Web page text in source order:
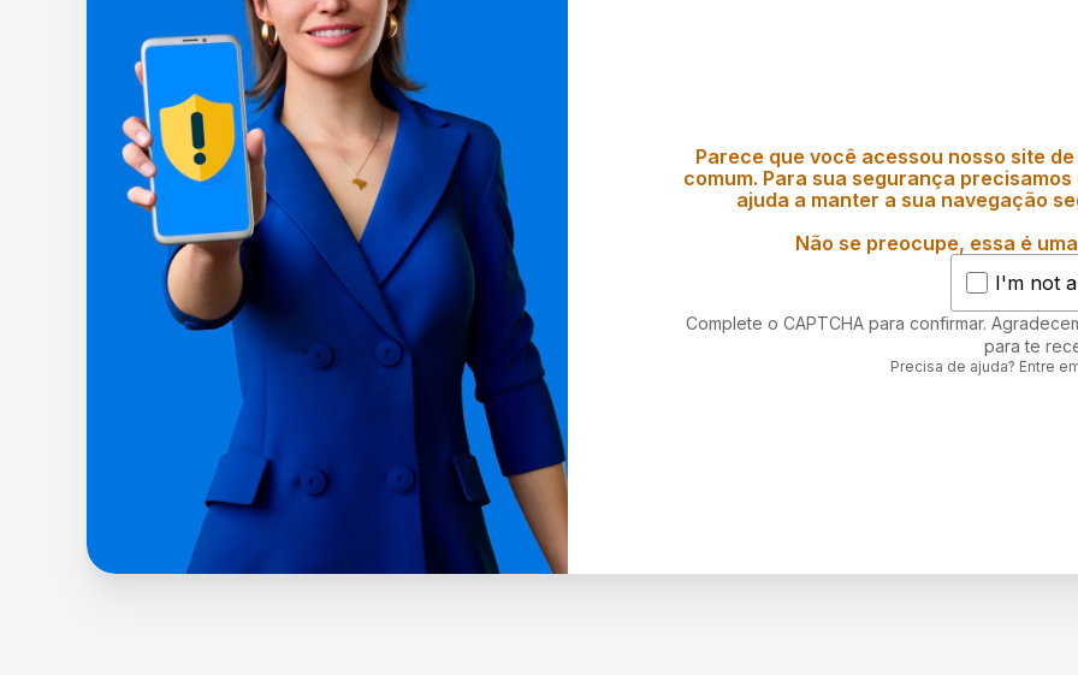
Parece que você acessou nosso site
comum. Para sua segurança
ajuda a manter a sua navegação
Não se preocupe, essa é
I'm not
Complete o CAPTCHA para confirmar.
para te
Precisa de ajuda? Entre